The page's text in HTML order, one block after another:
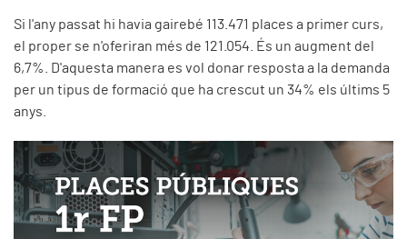
Si l'any passat hi havia gairebé 113.471 places a primer curs,
el proper se n'oferiran més de 121.054. És un augment del
6,7%. D'aquesta manera es vol donar resposta a la demanda
per un tipus de formació que ha crescut un 34% els últims 5
anys.